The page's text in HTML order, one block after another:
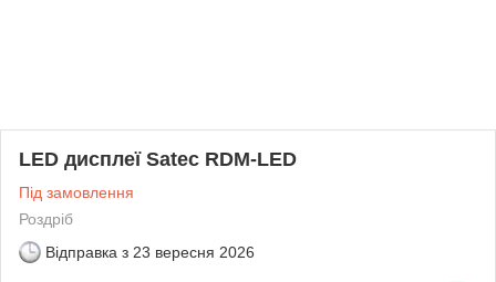
LED дисплеї Satec RDM-LED
Під замовлення
Роздріб
Відправка з 23 вересня 2026